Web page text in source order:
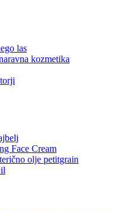
las
kozmetika
Face Cream
olje petitgrain